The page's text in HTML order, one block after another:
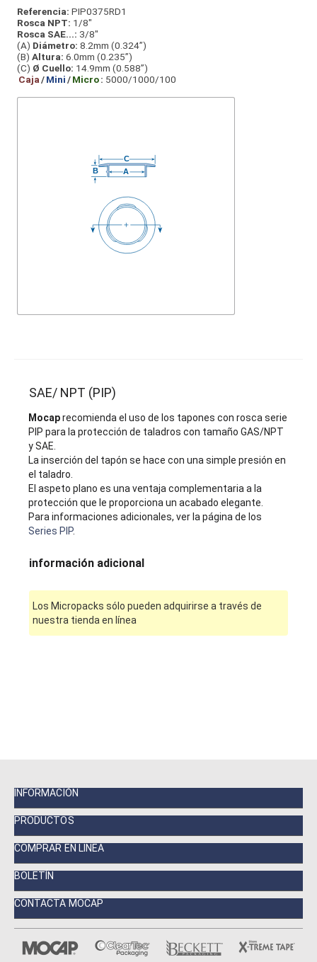
Referencia: PIP0375RD1
Rosca NPT: 1/8"
Rosca SAE...: 3/8"
(A) Diámetro: 8.2mm (0.324”)
(B) Altura: 6.0mm (0.235”)
(C) Ø Cuello: 14.9mm (0.588”)
Caja/Mini/Micro: 5000/1000/100
SAE/ NPT (PIP)
Mocaprecomienda el uso de los tapones con rosca serie
PIP para la protección de taladros con tamaño GAS/NPT
y SAE.
La inserción del tapón se hace con una simple presión en
el taladro.
El aspeto plano es una ventaja complementaria a la
protección que le proporciona un acabado elegante.
Para informaciones adicionales, ver la página de los
Series PIP.
información adicional
Los Micropacks sólo pueden adquirirse a través de
nuestra tienda en línea
INFORMACIÓN
PRODUCTOS
COMPRAR EN LINEA
BOLETÍN
CONTACTA MOCAP